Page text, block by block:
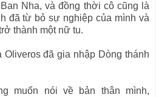
Nha, và đồng thời cô cũng là
đã từ bỏ sự nghiệp của mình và
thành một nữ tu.
đã gia nhập Dòng thánh
muốn nói về bản thân mình,